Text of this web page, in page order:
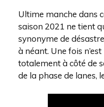
Ultime manche dans
saison 2021 ne tient
synonyme de
à néant. Une fois
totalement à côté de
de la phase de lanes,